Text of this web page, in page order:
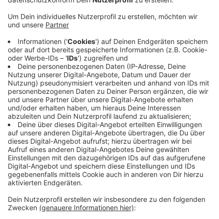
Nach derzeitigen Erkenntnissen der Polizei hatte der
Fahrer eines voll besetzten VW-Busses ein STOP-
Schild missachtet. Im Kreuzungsbereich prallte er mit
einem Autofahrer zusammen. Das Auto überschlug
sich. In dem Auto saßen noch eine Frau und drei Kinder.
In dem VW-Bus saßen neben dem Fahrer noch acht
weitere Insassen, darunter sechs Kinder und
Jugendliche. Alle 14 Menschen mussten mit dem
Rettungsdienst ins Krankenhaus gebracht werden.
Anzeige